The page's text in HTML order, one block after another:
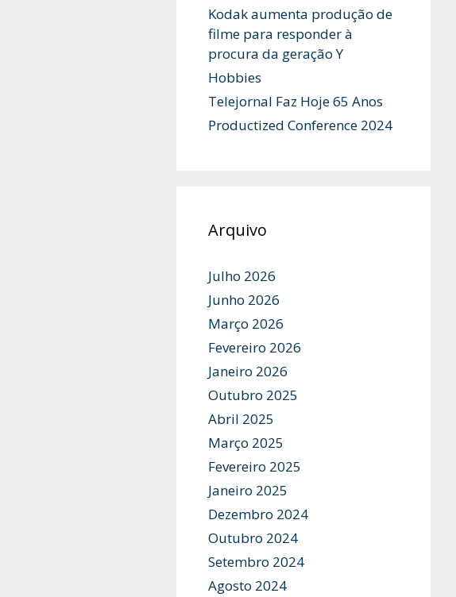
Kodak aumenta produção de
filme para responder à
procura da geração Y
Hobbies
Telejornal Faz Hoje 65 Anos
Productized Conference 2024
Arquivo
Julho 2026
Junho 2026
Março 2026
Fevereiro 2026
Janeiro 2026
Outubro 2025
Abril 2025
Março 2025
Fevereiro 2025
Janeiro 2025
Dezembro 2024
Outubro 2024
Setembro 2024
Agosto 2024